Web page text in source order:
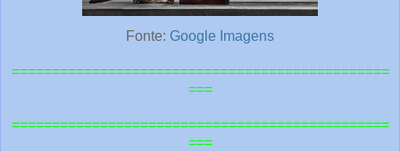
Fonte: Google Imagens
===============================================
===
===============================================
===